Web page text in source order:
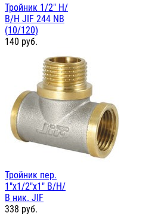
Тройник 1/2" Н/
В/Н JIF 244 NB
(10/120)
140 руб.
Тройник пер.
1"х1/2"х1" В/Н/
В ник. JIF
338 руб.